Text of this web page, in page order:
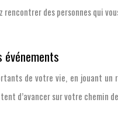
des personnes qui
de votre vie, en jouant
d’avancer sur votre chemin